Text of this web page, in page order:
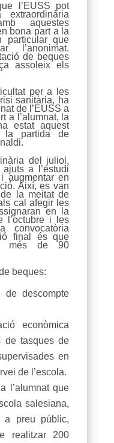
l’EUSS pot
aquestes
bona part a la
particular que
l’anonimat.
de beques
assoleix els
per a les
sanitària, ha
de l’EUSS a
a l’alumnat, la
estat aquest
la partida de
del juliol,
a l’estudi
augmentar en
Així, es van
la meitat de
cal afegir les
en la
l’octubre i les
convocatòria
final és que
més de 90
beques:
de descompte
econòmica
de tasques de
en
de l’escola.
l’alumnat que
salesiana,
a preu públic,
realitzar 200